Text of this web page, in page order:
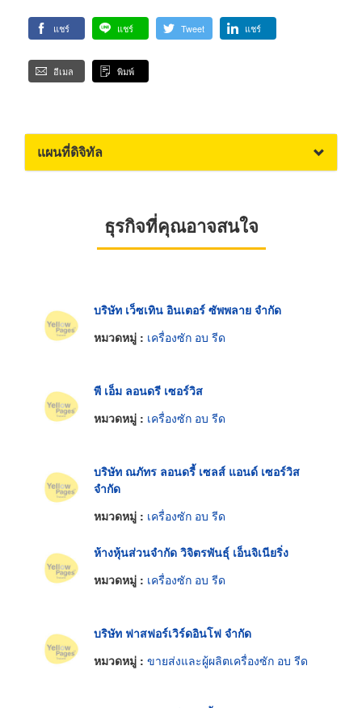
แชร์ แชร์ Tweet แชร์
อีเมล พิมพ์
แผนที่ดิจิทัล
ธุรกิจที่คุณอาจสนใจ
บริษัท เว็ซเทิน อินเตอร์ ซัพพลาย จำกัด
หมวดหมู่ : เครื่องซัก อบ รีด
พี เอ็ม ลอนดรี เซอร์วิส
หมวดหมู่ : เครื่องซัก อบ รีด
บริษัท ณภัทร ลอนดรี้ เซลส์ แอนด์ เซอร์วิส
จำกัด
หมวดหมู่ : เครื่องซัก อบ รีด
ห้างหุ้นส่วนจำกัด วิจิตรพันธุ์ เอ็นจิเนียริ่ง
หมวดหมู่ : เครื่องซัก อบ รีด
บริษัท ฟาสฟอร์เวิร์ดอินโฟ จำกัด
หมวดหมู่ : ขายส่งและผู้ผลิตเครื่องซัก อบ รีด